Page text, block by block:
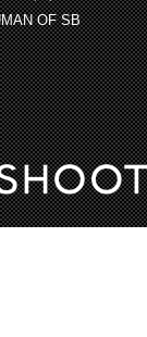
OF SB